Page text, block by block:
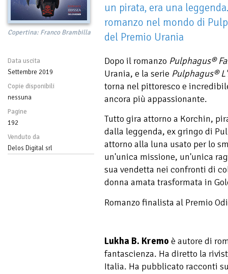
Copertina: Franco Brambilla
Data uscita
Settembre 2019
Copie disponibili
nessuna
Pagine
192
Venduto da
Delos Digital srl
un pirata, era una
romanzo nel mondo di
del Premio Urania
Dopo il romanzo Pulphagus®
Urania, e la serie Pulphagus®
torna nel pittoresco e
ancora più appassionante.
Tutto gira attorno a Korchin,
dalla leggenda, ex gringo di
attorno alla luna usato per lo
un'unica missione, un'unica
sua vendetta nei confronti di
donna amata trasformata in
Romanzo finalista al Premio
Lukha B. Kremo è autore di
fantascienza. Ha diretto la
Italia. Ha pubblicato racconti